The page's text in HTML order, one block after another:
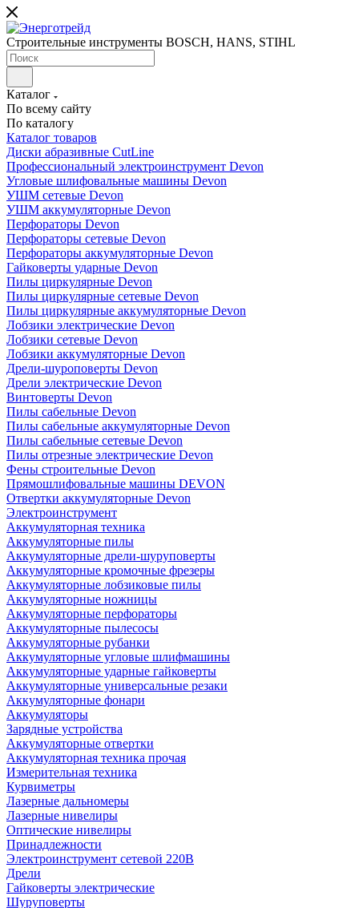
Строительные инструменты BOSCH, HANS, STIHL
Каталог
По всему сайту
По каталогу
Каталог товаров
Диски абразивные CutLine
Профессиональный электроинструмент Devon
Угловые шлифовальные машины Devon
УШМ сетевые Devon
УШМ аккумуляторные Devon
Перфораторы Devon
Перфораторы сетевые Devon
Перфораторы аккумуляторные Devon
Гайковерты ударные Devon
Пилы циркулярные Devon
Пилы циркулярные сетевые Devon
Пилы циркулярные аккумуляторные Devon
Лобзики электрические Devon
Лобзики сетевые Devon
Лобзики аккумуляторные Devon
Дрели-шуроповерты Devon
Дрели электрические Devon
Винтоверты Devon
Пилы сабельные Devon
Пилы сабельные аккумуляторные Devon
Пилы сабельные сетевые Devon
Пилы отрезные электрические Devon
Фены строительные Devon
Прямошлифовальные машины DEVON
Отвертки аккумуляторные Devon
Электроинструмент
Аккумуляторная техника
Аккумуляторные пилы
Аккумуляторные дрели-шуруповерты
Аккумуляторные кромочные фрезеры
Аккумуляторные лобзиковые пилы
Аккумуляторные ножницы
Аккумуляторные перфораторы
Аккумуляторные пылесосы
Аккумуляторные рубанки
Аккумуляторные угловые шлифмашины
Аккумуляторные ударные гайковерты
Аккумуляторные универсальные резаки
Аккумуляторные фонари
Аккумуляторы
Зарядные устройства
Аккумуляторные отвертки
Аккумуляторная техника прочая
Измерительная техника
Курвиметры
Лазерные дальномеры
Лазерные нивелиры
Оптические нивелиры
Принадлежности
Электроинструмент сетевой 220В
Дрели
Гайковерты электрические
Шуруповерты